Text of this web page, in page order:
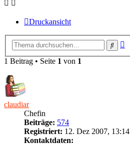
Druckansicht
Suche
1 Beitrag • Seite 1 von 1
claudiar
Chefin
Beiträge: 574
Registriert: 12. Dez 2007, 13:14
Kontaktdaten: